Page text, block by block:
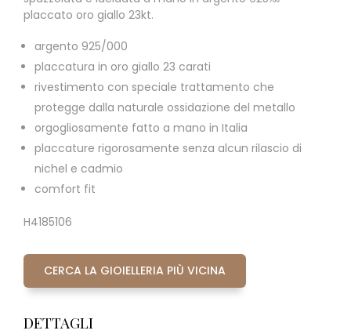
placcato oro giallo 23kt.
argento 925/000
placcatura in oro giallo 23 carati
rivestimento con speciale trattamento che
protegge dalla naturale ossidazione del metallo
orgogliosamente fatto a mano in Italia
placcature rigorosamente senza alcun rilascio di
nichel e cadmio
comfort fit
H4185106
CERCA LA GIOIELLERIA PIÙ VICINA
DETTAGLI